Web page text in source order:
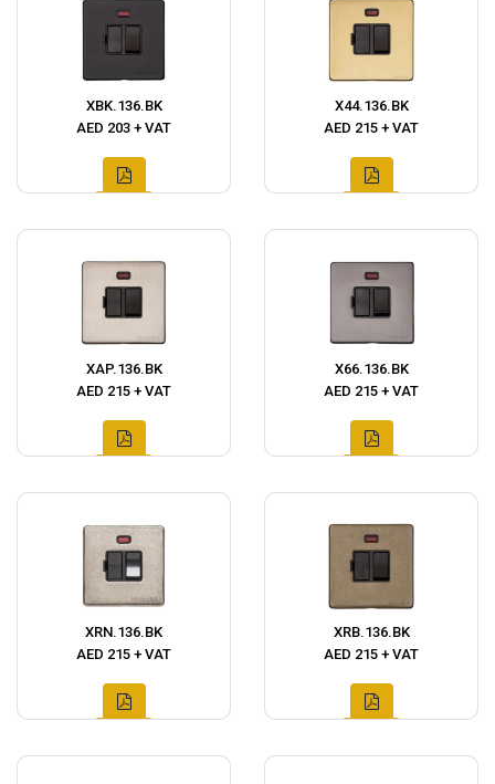
XBK.136.BK
AED 203 + VAT
X44.136.BK
AED 215 + VAT
XAP.136.BK
AED 215 + VAT
X66.136.BK
AED 215 + VAT
XRN.136.BK
AED 215 + VAT
XRB.136.BK
AED 215 + VAT